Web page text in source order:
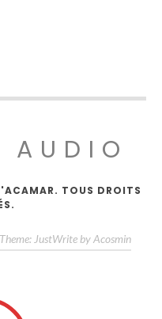
AUDIO
TOUS DROITS
Theme: JustWrite by Acosmin